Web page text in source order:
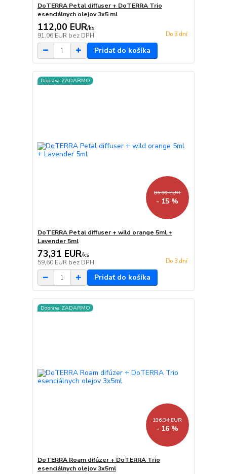
DoTERRA Petal diffuser + DoTERRA Trio
esenciálnych olejov 3x5 ml
112,00 EUR/ks
91,06 EUR bez DPH Do 3 dní
Pridať do košíka
Doprava ZADARMO
86,00 EUR
- 15 %
DoTERRA Petal diffuser + wild orange 5ml +
Lavender 5ml
73,31 EUR/ks
59,60 EUR bez DPH Do 3 dní
Pridať do košíka
Doprava ZADARMO
136,34 EUR
- 16 %
DoTERRA Roam difúzer + DoTERRA Trio
esenciálnych olejov 3x5ml